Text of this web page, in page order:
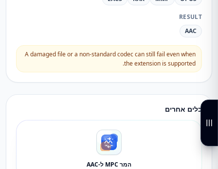
RESULT
AAC
A damaged file or a non-standard codec can still fail even when
the extension is supported.
כלים אחרים
המר MPC ל-AAC